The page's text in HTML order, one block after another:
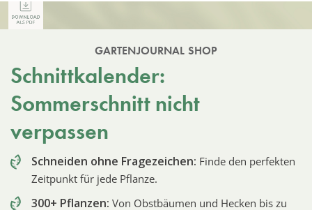
GARTENJOURNAL SHOP
Schnittkalender:
Sommerschnitt nicht
verpassen
Schneiden ohne Fragezeichen: Finde den perfekten
Zeitpunkt für jede Pflanze.
300+ Pflanzen: Von Obstbäumen und Hecken bis zu